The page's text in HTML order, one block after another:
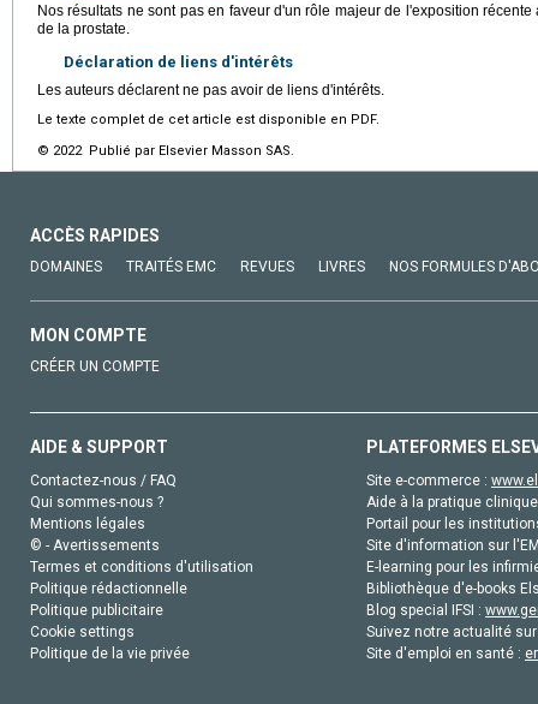
Nos résultats ne sont pas en faveur d'un rôle majeur de l'exposition
de la prostate.
Déclaration de liens d'intérêts
Les auteurs déclarent ne pas avoir de liens d'intérêts.
Le texte complet de cet article est disponible en PDF.
© 2022 Publié par Elsevier Masson SAS.
ACCÈS RAPIDES
DOMAINES TRAITÉS EMC REVUES LIVRES NOS FORMULES
MON COMPTE
CRÉER UN COMPTE
AIDE & SUPPORT
Contactez-nous / FAQ
Qui sommes-nous ?
Mentions légales
© - Avertissements
Termes et conditions d'utilisation
Politique rédactionnelle
Politique publicitaire
Cookie settings
Politique de la vie privée
PLATEFORMES
Site e-commerce :
Aide à la pratique
Portail pour les
Site d'information sur
E-learning pour les
Bibliothèque d'e-books
Blog special IFSI :
Suivez notre actualité
Site d'emploi en santé :